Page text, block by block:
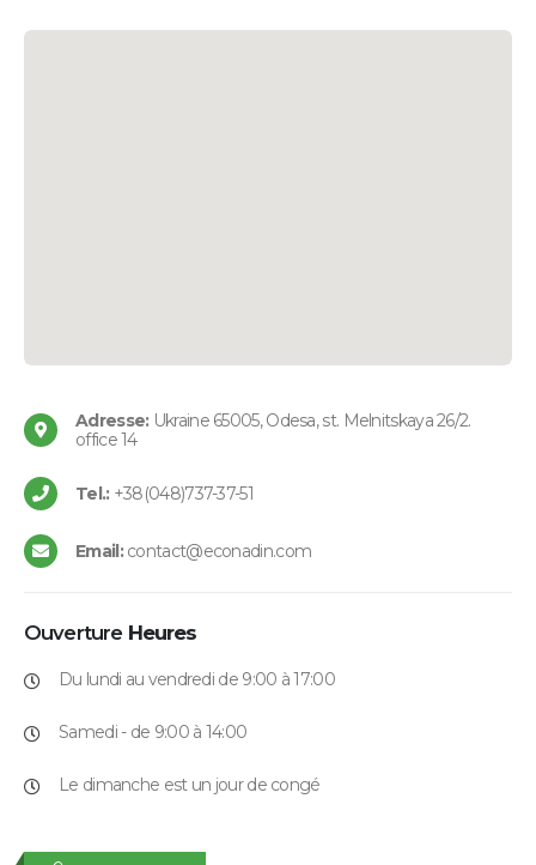
Adresse:Ukraine 65005, Odesa, st. Melnitskaya 26/2.
office 14
Tel.:+38(048)737-37-51
Email:contact@econadin.com
Ouverture Heures
Du lundi au vendredi de 9:00 à 17:00
Samedi - de 9:00 à 14:00
Le dimanche est un jour de congé